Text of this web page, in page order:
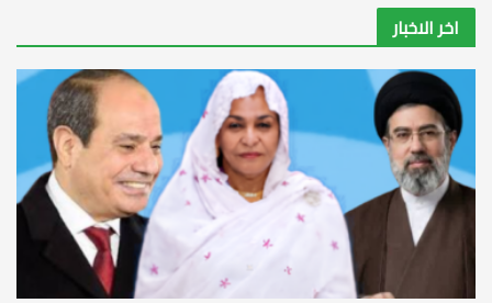
اخر الاخبار